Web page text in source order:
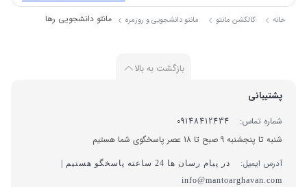
خانه کالکشن مانتو مانتو دانشجویی و روزمره مانتو دانشجویی رها
بازگشت به بالا
پشتیبانی
شماره تماس:
09148412434
شنبه تا پنجشنبه 9 صبح تا 18 عصر پاسخگوی شما هستیم
آدرس ایمیل:
در پیام رسان ها 24 ساعته پاسخگو هستیم |
info@mantoarghavan.com